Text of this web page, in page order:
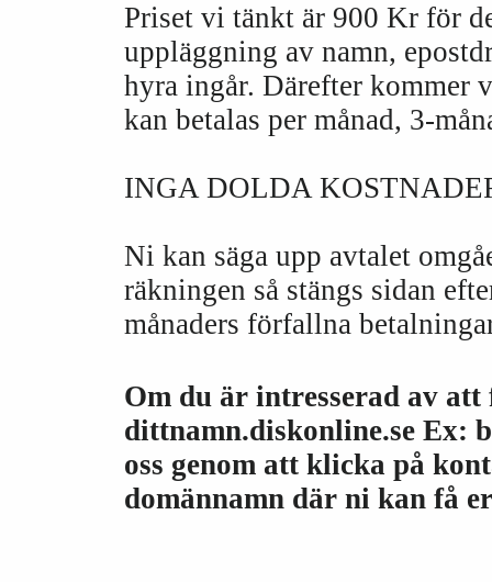
Priset vi tänkt är 900 Kr för
uppläggning av namn,
hyra ingår. Därefter kommer
kan betalas per månad, 3-
INGA DOLDA
Ni kan säga upp avtalet
räkningen så stängs sidan
månaders förfallna
Om du är intresserad av att
dittnamn.diskonline.se Ex:
oss genom att klicka på
domännamn där ni kan få